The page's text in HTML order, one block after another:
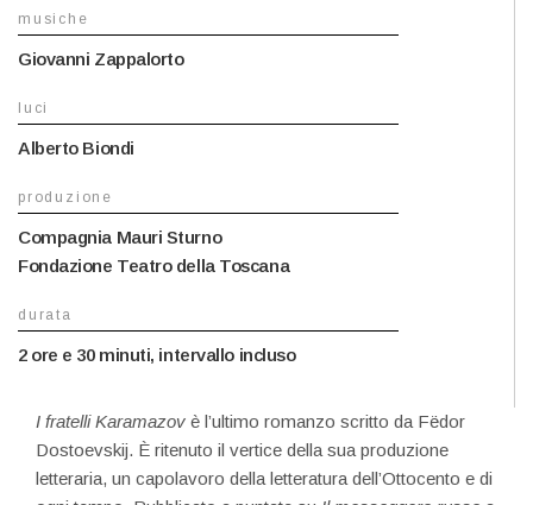
musiche
Giovanni Zappalorto
luci
Alberto Biondi
produzione
Compagnia Mauri Sturno
Fondazione Teatro della Toscana
durata
2 ore e 30 minuti, intervallo incluso
I fratelli Karamazovè l’ultimo romanzo scritto da Fëdor
Dostoevskij. È ritenuto il vertice della sua produzione
letteraria, un capolavoro della letteratura dell’Ottocento e di